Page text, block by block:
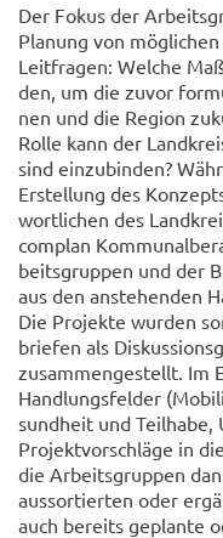
Der Fokus der
Pla­nung von
Leit­fra­gen: Wel­che
den, um die zuvor
nen und die Re­gi­on
Rolle kann der
sind ein­zu­bin­den?
Er­stel­lung des
wort­li­chen des
com­plan
beits­grup­pen und der
aus den an­ste­hen­den
Die Pro­jek­te wur­den
brie­fen als
zu­sam­men­ge­stellt. Im
Hand­lungs­fel­der
sund­heit und
Pro­jekt­vor­schlä­ge in
die Ar­beits­grup­pen
aus­sor­tier­ten oder
auch be­reits ge­plan­te